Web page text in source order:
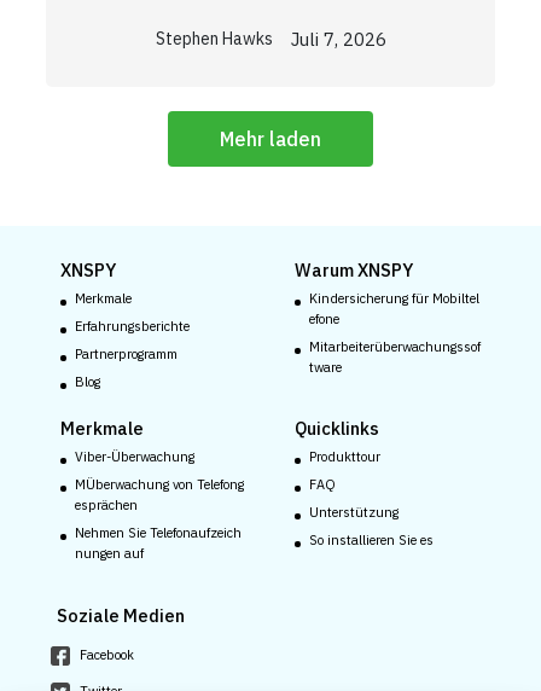
Stephen Hawks Juli 7, 2026
Mehr laden
XNSPY
Merkmale
Erfahrungsberichte
Partnerprogramm
Blog
Warum XNSPY
Kindersicherung für Mobiltel
efone
Mitarbeiterüberwachungssof
tware
Merkmale
Viber-Überwachung
MÜberwachung von Telefong
esprächen
Nehmen Sie Telefonaufzeich
nungen auf
Quicklinks
Produkttour
FAQ
Unterstützung
So installieren Sie es
Soziale Medien
Facebook